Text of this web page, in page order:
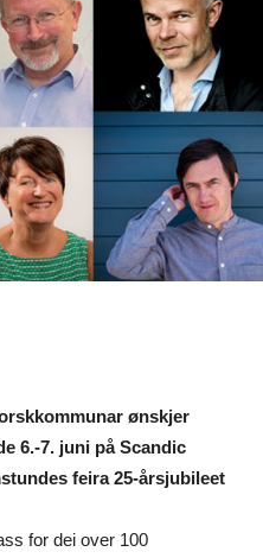
ønskjer
6.-7. juni på Scandic
feira 25-årsjubileet
for dei over 100